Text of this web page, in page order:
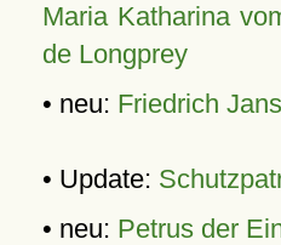
Maria Katharina
de Longprey
• neu: Friedrich
• Update:
• neu: Petrus der